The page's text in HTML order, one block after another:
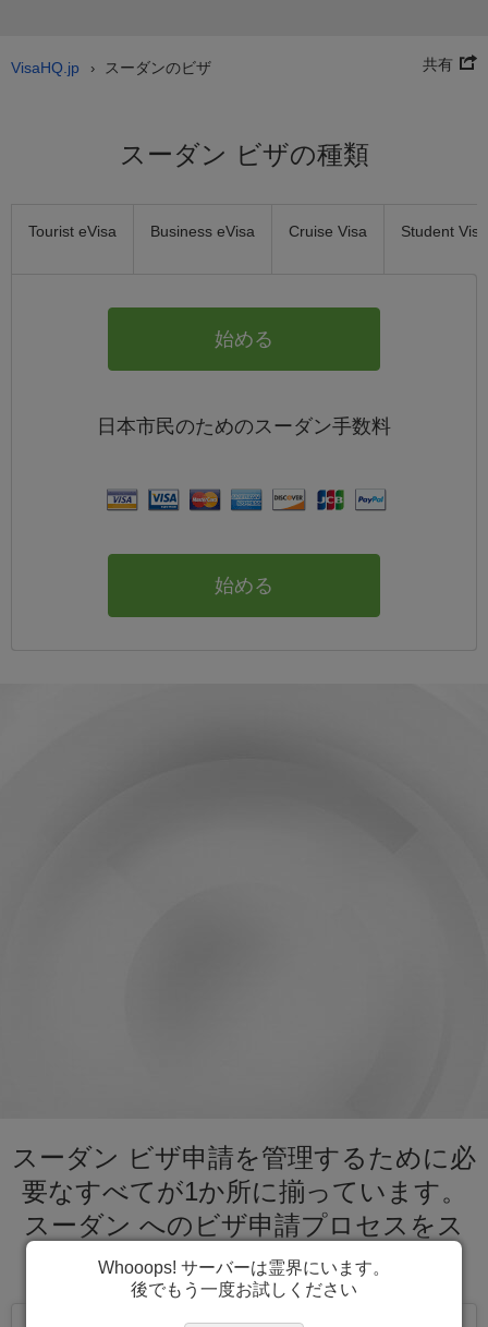
VisaHQ.jp › スーダンのビザ 共有
スーダン ビザの種類
Tourist eVisa Business eVisa Cruise Visa Student Visa
始める
日本市民のためのスーダン手数料
始める
スーダン ビザ申請を管理するために必
要なすべてが1か所に揃っています。
スーダン へのビザ申請プロセスをス
ピーディーに進めましょう。
Whooops! サーバーは霊界にいます。
後でもう一度お試しください